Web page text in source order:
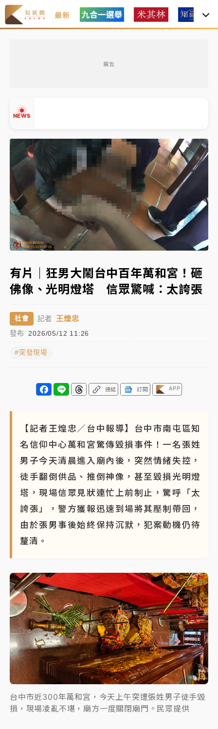
最新
廣告
NEWS
中信慈善基金會想增加董事人數！辜仲諒向法院聲請遭
駁 理由曝光
故宮《龍藏經》特展第2檔！今線上預約開賣一度塞車
周六起展出延長至晚上7時
台東農業處長涉圖利渡假村！東檢抗告成功 今重開羈
父親節泡湯了！中颱白海豚雨彈轟3天 「紅到發紫」降
雨熱區曝
女律師陳昱瑄詐慈濟10億！黃金158kg遭查扣畫面曝光
旅局回應了
中信慈善基金會想增加董事人數！辜仲諒向法院聲請遭
故宮《龍藏經》特展第2檔！今線上預約開賣一度塞車
周六起展出延長至晚上7時
台東農業處長涉圖利渡假村！東檢抗告成功 今重開羈
父親節泡湯了！中颱白海豚雨彈轟3天 「紅到發紫」降
雨熱區曝
Unmute Loaded
100.00%
有片｜狂男大鬧台中百年萬和宮！砸
佛像、光明燈塔 信眾驚喊：太誇張
社會 記者 王煌忠
發布 2026/05/12 11:26
#突發現場
連結 訂閱 APP
【記者王煌忠／台中報導】台中市南屯區知
名信仰中心萬和宮驚傳毀損事件！一名張姓
男子今天清晨進入廟內後，突然情緒失控，
徒手翻倒供品、推倒神像，甚至毀損光明燈
塔，現場信眾見狀連忙上前制止，驚呼「太
誇張」，警方獲報迅速到場將其壓制帶回，
由於張男事後始終保持沉默，犯案動機仍待
釐清。
台中市近300年萬和宮，今天上午突遭張姓男子徒手毀
損，現場凌亂不堪，廟方一度關閉廟門。民眾提供